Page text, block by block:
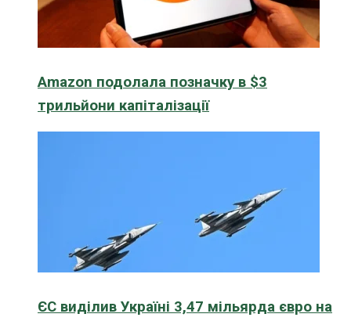
Amazon подолала позначку в $3
трильйони капіталізації
ЄС виділив Україні 3,47 мільярда євро на